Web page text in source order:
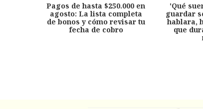
Pagos de hasta $250.000 en
agosto: La lista completa
de bonos y cómo revisar tu
fecha de cobro
'Qué
guardar
hablara,
que